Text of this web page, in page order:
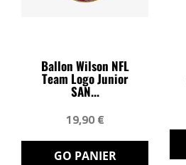
Ballon Wilson NFL
Team Logo Junior
SAN...
19,90 €
GO PANIER